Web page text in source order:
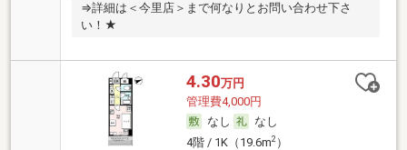
⇒詳細は＜今里店＞まで何なりとお問い合わせ下さ
い！★
4.30万円
管理費4,000円
なし
なし
4階 / 1K（19.6m2）